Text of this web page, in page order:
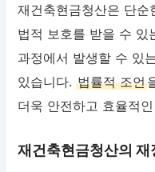
재건축현금청산은 단
법적 보호를 받을 수 있
과정에서 발생할 수 있
있습니다.법률적 조언
더욱 안전하고 효율적
재건축현금청산의 재